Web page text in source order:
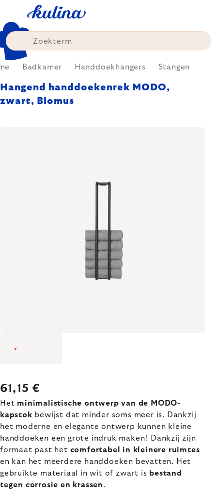
content
Badkamer Handdoekhangers Stangen
Hangend handdoekenrek MODO,
zwart, Blomus
61,15 €
Het minimalistische ontwerp van de MODO-
kapstok bewijst dat minder soms meer is. Dankzij
het moderne en elegante ontwerp kunnen kleine
handdoeken een grote indruk maken! Dankzij zijn
formaat past het comfortabel in kleinere ruimtes
en kan het meerdere handdoeken bevatten. Het
gebruikte materiaal in wit of zwart is bestand
tegen corrosie en krassen.